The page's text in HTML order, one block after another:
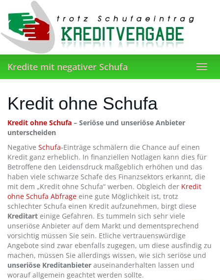
main
content
Kredite mit negativer Schufa
Kredit ohne Schufa
Kredit ohne Schufa – Seriöse und unseriöse Anbieter
unterscheiden
Negative Schufa-Einträge schmälern die Chance auf einen
Kredit ganz erheblich. In finanziellen Notlagen kann dies für
Betroffene den Leidensdruck maßgeblich erhöhen und das
haben viele schwarze Schafe des Finanzsektors erkannt, die
mit dem „Kredit ohne Schufa“ werben. Obgleich der Kredit
ohne Schufa Abfrage eine gute Möglichkeit ist, trotz
schlechter Schufa einen Kredit aufzunehmen, birgt diese
Kreditart einige Gefahren. Es tummeln sich sehr viele
unseriöse Anbieter auf dem Markt und dementsprechend
vorsichtig müssen Sie sein. Etliche vertrauenswürdige
Angebote sind zwar ebenfalls zugegen, um diese ausfindig zu
machen, müssen Sie allerdings wissen, wie sich seriöse und
unseriöse Kreditanbieter auseinanderhalten lassen und
worauf allgemein geachtet werden sollte.